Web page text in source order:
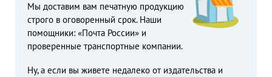
Мы доставим вам печатную продукцию
строго в оговоренный срок. Наши
помощники: «Почта России» и
проверенные транспортные компании.
Ну, а если вы живете недалеко от издательства и